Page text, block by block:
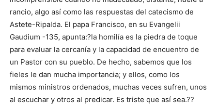
rancio, algo así como las respuestas del catecismo de
Astete-Ripalda. El papa Francisco, en su Evangelii
Gaudium -135, apunta:?la homilía es la piedra de toque
para evaluar la cercanía y la capacidad de encuentro de
un Pastor con su pueblo. De hecho, sabemos que los
fieles le dan mucha importancia; y ellos, como los
mismos ministros ordenados, muchas veces sufren, unos
al escuchar y otros al predicar. Es triste que así sea.??